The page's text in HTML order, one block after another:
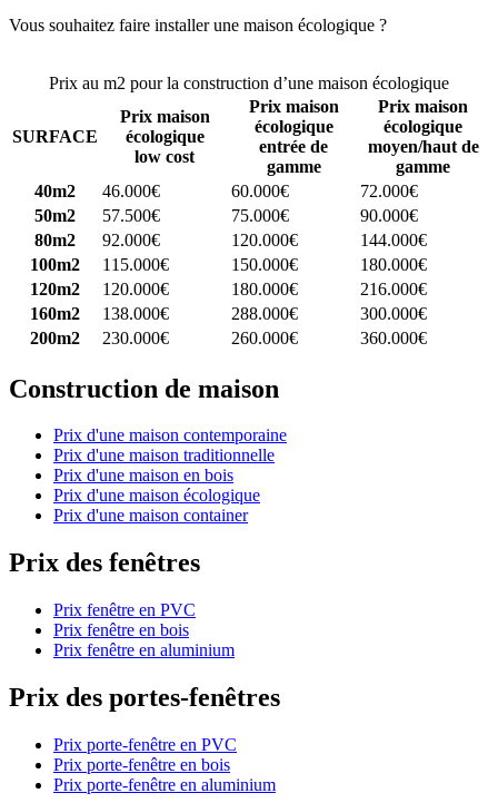
Vous souhaitez faire installer une maison écologique ?
Prix au m2 pour la construction d’une maison écologique
SURFACE
Prix maison
écologique
low cost
Prix maison
écologique
entrée de
gamme
Prix maison
écologique
moyen/haut de
gamme
40m2
46.000€ 60.000€
72.000€
50m2
57.500€ 75.000€
90.000€
80m2
92.000€ 120.000€
144.000€
100m2
115.000€ 150.000€
180.000€
120m2
120.000€ 180.000€
216.000€
160m2
138.000€ 288.000€
300.000€
200m2
230.000€ 260.000€ 360.000€
Construction de maison
Prix d'une maison contemporaine
Prix d'une maison traditionnelle
Prix d'une maison en bois
Prix d'une maison écologique
Prix d'une maison container
Prix des fenêtres
Prix fenêtre en PVC
Prix fenêtre en bois
Prix fenêtre en aluminium
Prix des portes-fenêtres
Prix porte-fenêtre en PVC
Prix porte-fenêtre en bois
Prix porte-fenêtre en aluminium